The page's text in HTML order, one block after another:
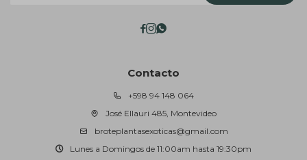
Contacto
+598 94 148 064
José Ellauri 485, Montevideo
broteplantasexoticas@gmail.com
Lunes a Domingos de 11:00am hasta 19:30pm
